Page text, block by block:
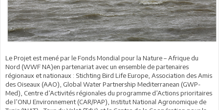
Le Projet est mené par le Fonds Mondial pour la Nature – Afrique du
Nord (WWF NA)en partenariat avec un ensemble de partenaires
régionaux et nationaux : Stichting Bird Life Europe, Association des Amis
des Oiseaux (AAO), Global Water Partnership Mediterranean (GWP-
Med), Centre d’Activités régionales du programme d’Actions prioritaires
de l’ONU Environnement (CAR/PAP), Institut National Agronomique de